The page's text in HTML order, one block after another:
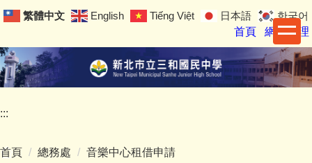
跳
要
內
區
繁體中文 English Tiếng Việt 日本語
한국어
首頁
網站管理
:::
首頁 總務處 音樂中心租借申請